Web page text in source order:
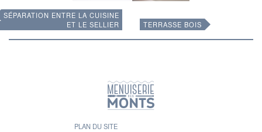
«
SÉPARATION ENTRE LA CUISINE
ET LE SELLIER
TERRASSE BOIS
»
PLAN DU SITE